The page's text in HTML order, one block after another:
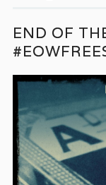
END OF